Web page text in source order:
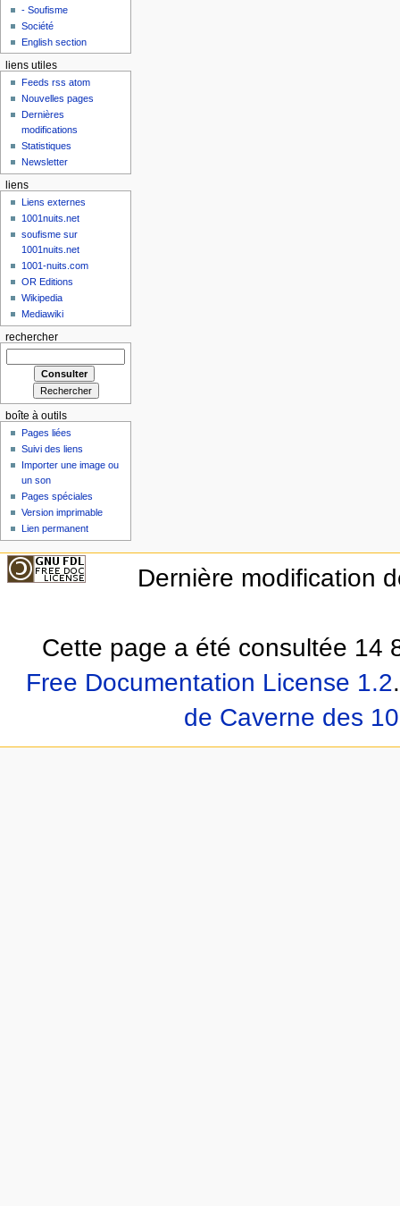
- Soufisme
Société
English section
liens utiles
Feeds rss atom
Nouvelles pages
Dernières
modifications
Statistiques
Newsletter
liens
Liens externes
1001nuits.net
soufisme sur
1001nuits.net
1001-nuits.com
OR Editions
Wikipedia
Mediawiki
rechercher
boîte à outils
Pages liées
Suivi des liens
Importer une image ou
un son
Pages spéciales
Version imprimable
Lien permanent
Dernière modification
Cette page a été consultée 14
Free Documentation License 1.2.
de Caverne des